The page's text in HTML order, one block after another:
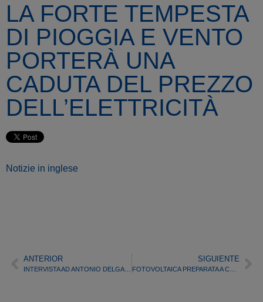
LA FORTE TEMPESTA
DI PIOGGIA E VENTO
PORTERÀ UNA
CADUTA DEL PREZZO
DELL’ELETTRICITÀ
Notizie in inglese
ANTERIOR SIGUIENTE
FOTOVOLTAICA PREPARATA A CONDURRE LA TRANSIZIONE DELL’ENERGIA